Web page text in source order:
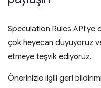
Speculation Rules API'ye
çok heyecan duyuyoruz
etmeye teşvik ediyoruz.
Önerinizle ilgili geri